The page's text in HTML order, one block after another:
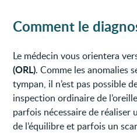
Comment le
Le médecin vous orientera
(ORL). Comme les anomalies
tympan, il n’est pas possible
inspection ordinaire de
parfois nécessaire de réaliser
de l’équilibre et parfois un